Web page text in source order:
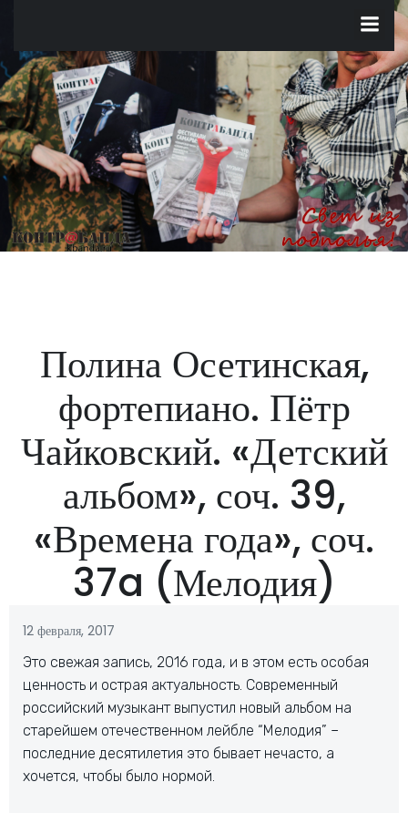
содержимому
Полина Осетинская,
фортепиано. Пётр
Чайковский. «Детский
альбом», соч. 39,
«Времена года», соч.
37a (Мелодия)
12 февраля, 2017
Это свежая запись, 2016 года, и в этом есть особая
ценность и острая актуальность. Современный
российский музыкант выпустил новый альбом на
старейшем отечественном лейбле “Мелодия” –
последние десятилетия это бывает нечасто, а
хочется, чтобы было нормой.